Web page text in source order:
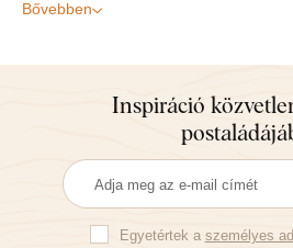
Bővebben
Inspiráció
Egyetértek a személyes